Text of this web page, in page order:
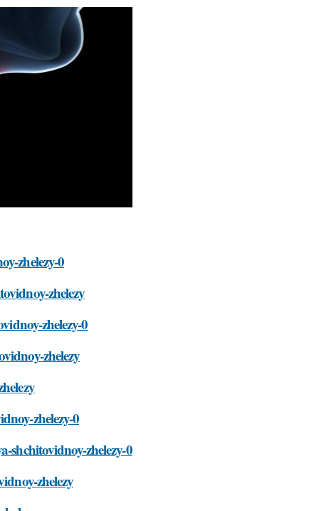
zhelezy-0
zhelezy
zhelezy-0
zhelezy
zhelezy-0
shchitovidnoy-zhelezy-0
zhelezy